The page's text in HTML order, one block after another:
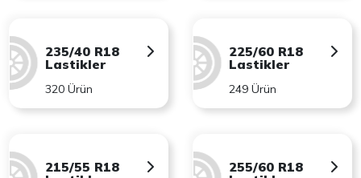
235/40 R18
Lastikler
320 Ürün
225/60 R18
Lastikler
249 Ürün
215/55 R18
255/60 R18